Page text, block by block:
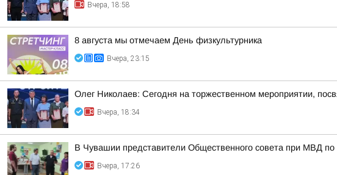
Вчера, 18:58
8 августа мы отмечаем День физкультурника
Вчера, 23:15
Олег Николаев: Сегодня на торжественном мероприятии,
Вчера, 18:34
В Чувашии представители Общественного совета при МВД
Вчера, 17:26